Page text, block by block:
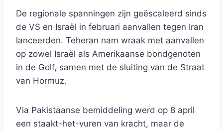
De regionale spanningen zijn geëscaleerd sinds
de VS en Israël in februari aanvallen tegen Iran
lanceerden. Teheran nam wraak met aanvallen
op zowel Israël als Amerikaanse bondgenoten
in de Golf, samen met de sluiting van de Straat
van Hormuz.
Via Pakistaanse bemiddeling werd op 8 april
een staakt-het-vuren van kracht, maar de